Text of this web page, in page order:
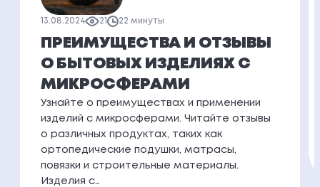
13.08.2024 21 22 минуты
ПРЕИМУЩЕСТВА И ОТЗЫВЫ
О БЫТОВЫХ ИЗДЕЛИЯХ С
МИКРОСФЕРАМИ
Узнайте о преимуществах и применении
изделий с микросферами. Читайте отзывы
о различных продуктах, таких как
ортопедические подушки, матрасы,
повязки и строительные материалы.
Изделия с…